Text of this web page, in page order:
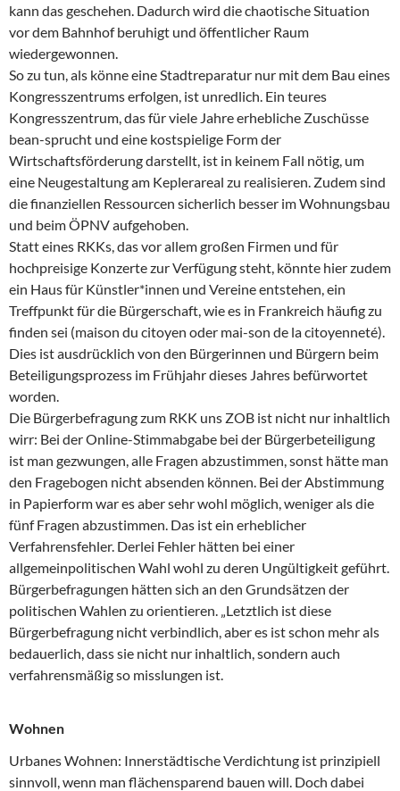
kann das geschehen. Dadurch wird die chaotische Situation
vor dem Bahnhof beruhigt und öffentlicher Raum
wiedergewonnen.
So zu tun, als könne eine Stadtreparatur nur mit dem Bau eines
Kongresszentrums erfolgen, ist unredlich. Ein teures
Kongresszentrum, das für viele Jahre erhebliche Zuschüsse
bean-sprucht und eine kostspielige Form der
Wirtschaftsförderung darstellt, ist in keinem Fall nötig, um
eine Neugestaltung am Keplerareal zu realisieren. Zudem sind
die finanziellen Ressourcen sicherlich besser im Wohnungsbau
und beim ÖPNV aufgehoben.
Statt eines RKKs, das vor allem großen Firmen und für
hochpreisige Konzerte zur Verfügung steht, könnte hier zudem
ein Haus für Künstler*innen und Vereine entstehen, ein
Treffpunkt für die Bürgerschaft, wie es in Frankreich häufig zu
finden sei (maison du citoyen oder mai-son de la citoyenneté).
Dies ist ausdrücklich von den Bürgerinnen und Bürgern beim
Beteiligungsprozess im Frühjahr dieses Jahres befürwortet
worden.
Die Bürgerbefragung zum RKK uns ZOB ist nicht nur inhaltlich
wirr: Bei der Online-Stimmabgabe bei der Bürgerbeteiligung
ist man gezwungen, alle Fragen abzustimmen, sonst hätte man
den Fragebogen nicht absenden können. Bei der Abstimmung
in Papierform war es aber sehr wohl möglich, weniger als die
fünf Fragen abzustimmen. Das ist ein erheblicher
Verfahrensfehler. Derlei Fehler hätten bei einer
allgemeinpolitischen Wahl wohl zu deren Ungültigkeit geführt.
Bürgerbefragungen hätten sich an den Grundsätzen der
politischen Wahlen zu orientieren. „Letztlich ist diese
Bürgerbefragung nicht verbindlich, aber es ist schon mehr als
bedauerlich, dass sie nicht nur inhaltlich, sondern auch
verfahrensmäßig so misslungen ist.
Wohnen
Urbanes Wohnen: Innerstädtische Verdichtung ist prinzipiell
sinnvoll, wenn man flächensparend bauen will. Doch dabei